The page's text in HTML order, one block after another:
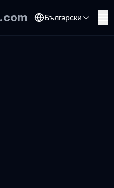
.com Български